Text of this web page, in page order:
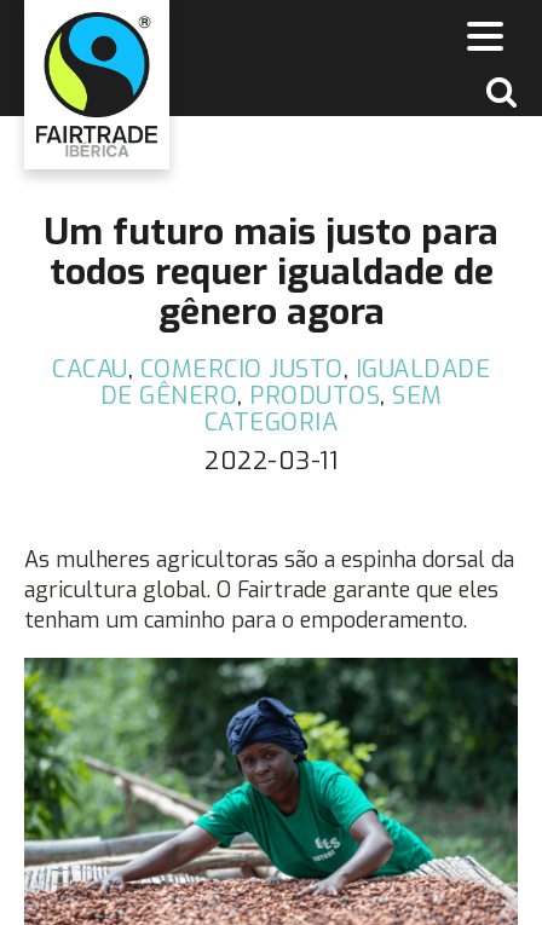
Um futuro mais justo para
todos requer igualdade de
gênero agora
CACAU, COMERCIO JUSTO, IGUALDADE
DE GÊNERO, PRODUTOS, SEM
CATEGORIA
2022-03-11
As mulheres agricultoras são a espinha dorsal da
agricultura global. O Fairtrade garante que eles
tenham um caminho para o empoderamento.